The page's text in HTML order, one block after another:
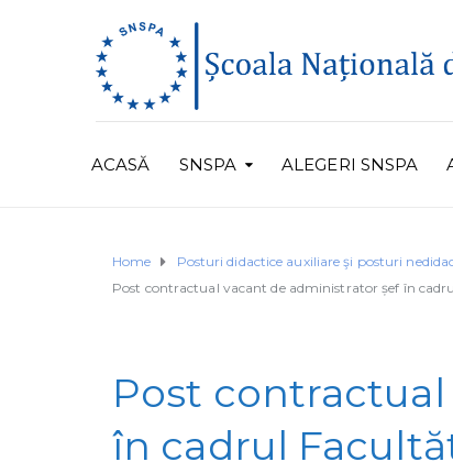
ACASĂ SNSPA ALEGERI SNSPA
Home
Posturi didactice auxiliare şi posturi
Post contractual vacant de administrator șef în
Post
în cadrul